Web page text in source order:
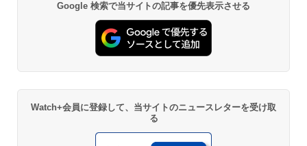
Google 検索で当サイトの記事を優先表示させる
Watch+会員に登録して、当サイトのニュースレターを受け取
る